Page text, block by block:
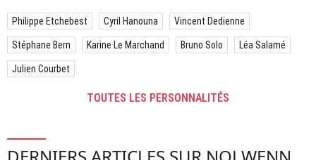
Philippe Etchebest Cyril Hanouna Vincent Dedienne
Stéphane Bern Karine Le Marchand Bruno Solo Léa Salamé
Julien Courbet
TOUTES LES PERSONNALITÉS